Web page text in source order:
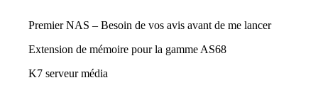
Premier NAS – Besoin de vos avis avant de me lancer
Extension de mémoire pour la gamme AS68
K7 serveur média